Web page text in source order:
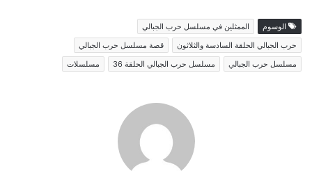
الوسوم
الممثلين في مسلسل حرب الجبالي
حرب الجبالي الحلقة السادسة والثلاثون
قصة مسلسل حرب الجبالي
مسلسل حرب الجبالي
مسلسل حرب الجبالي الحلقة 36 مسلسلات